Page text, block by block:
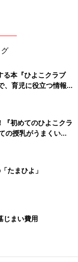
る本『ひよこクラブ
育児に役立つ情報が
『初めてのひよこクラ
の授乳がうまくい
のトラブル 解決テ
たまひよ」
じまい費用